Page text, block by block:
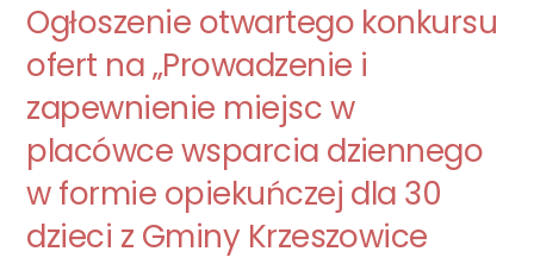
Ogłoszenie otwartego konkursu
ofert na „Prowadzenie i
zapewnienie miejsc w
placówce wsparcia dziennego
w formie opiekuńczej dla 30
dzieci z Gminy Krzeszowice